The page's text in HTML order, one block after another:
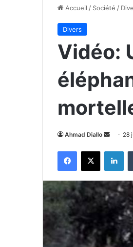
Accueil / Société /
Divers
Vidéo:
Ahmad Diallo
Envoyer
courriel
28
Facebook
X